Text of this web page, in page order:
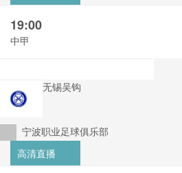
19:00
中甲
无锡吴钩
宁波职业足球俱乐部
高清直播